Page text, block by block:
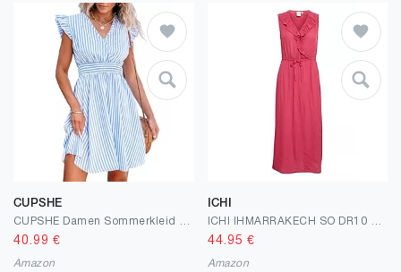
CUPSHE
40.99 €
Amazon
ICHI
44.95 €
Amazon